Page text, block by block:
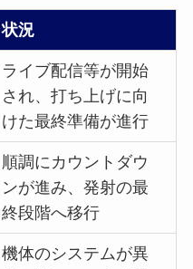
状況
ライブ配信等が開始
され、打ち上げに向
けた最終準備が進行
順調にカウントダウ
ンが進み、発射の最
終段階へ移行
機体のシステムが異